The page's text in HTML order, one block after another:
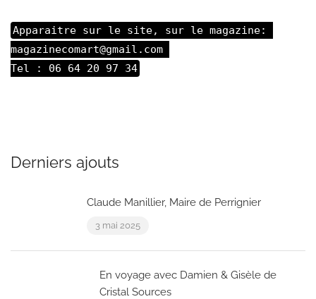
Apparaitre sur le site, sur le magazine:
magazinecomart@gmail.com
Tel : 06 64 20 97 34
Derniers ajouts
Claude Manillier, Maire de Perrignier
3 mai 2025
En voyage avec Damien & Gisèle de
Cristal Sources